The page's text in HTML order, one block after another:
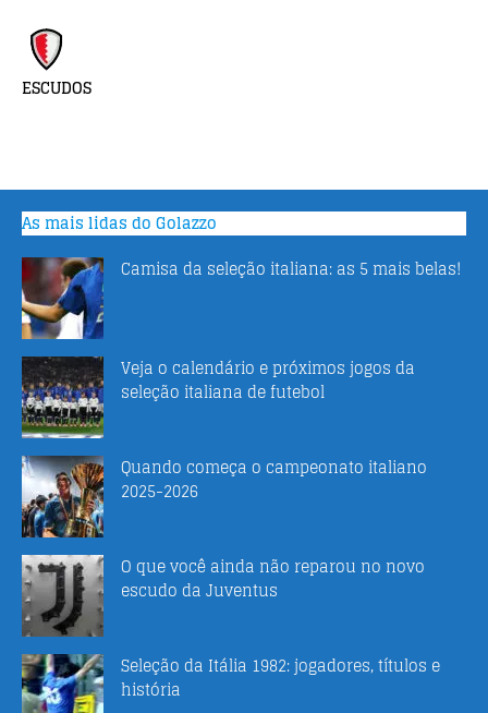
ESCUDOS
As mais lidas do Golazzo
Camisa da seleção italiana: as 5 mais belas!
Veja o calendário e próximos jogos da
seleção italiana de futebol
Quando começa o campeonato italiano
2025-2026
O que você ainda não reparou no novo
escudo da Juventus
Seleção da Itália 1982: jogadores, títulos e
história